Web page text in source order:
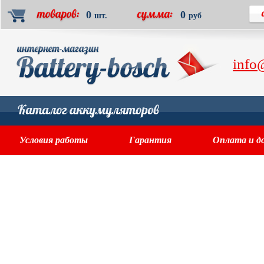
0 шт. 0 руб
Условия работы Гарантия Оплата и